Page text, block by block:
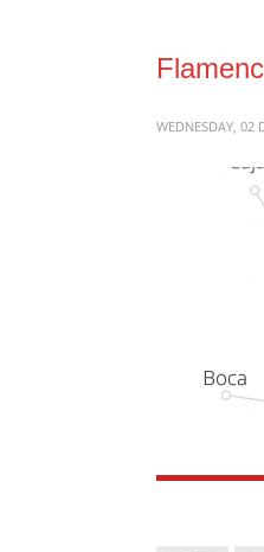
WEDNESDAY, 02